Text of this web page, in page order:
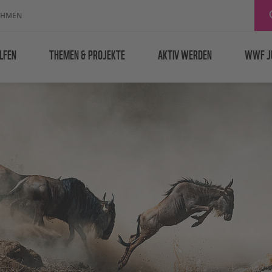
THEMEN & PROJEKTE AKTIV WERDEN WWF